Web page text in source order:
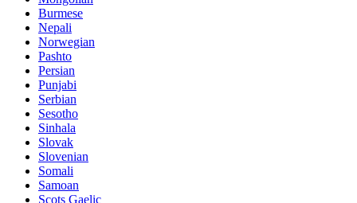
Burmese
Nepali
Norwegian
Pashto
Persian
Punjabi
Serbian
Sesotho
Sinhala
Slovak
Slovenian
Somali
Samoan
Scots Gaelic